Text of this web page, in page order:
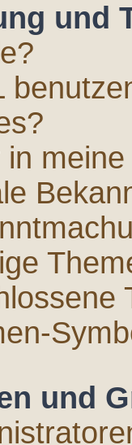
und
und